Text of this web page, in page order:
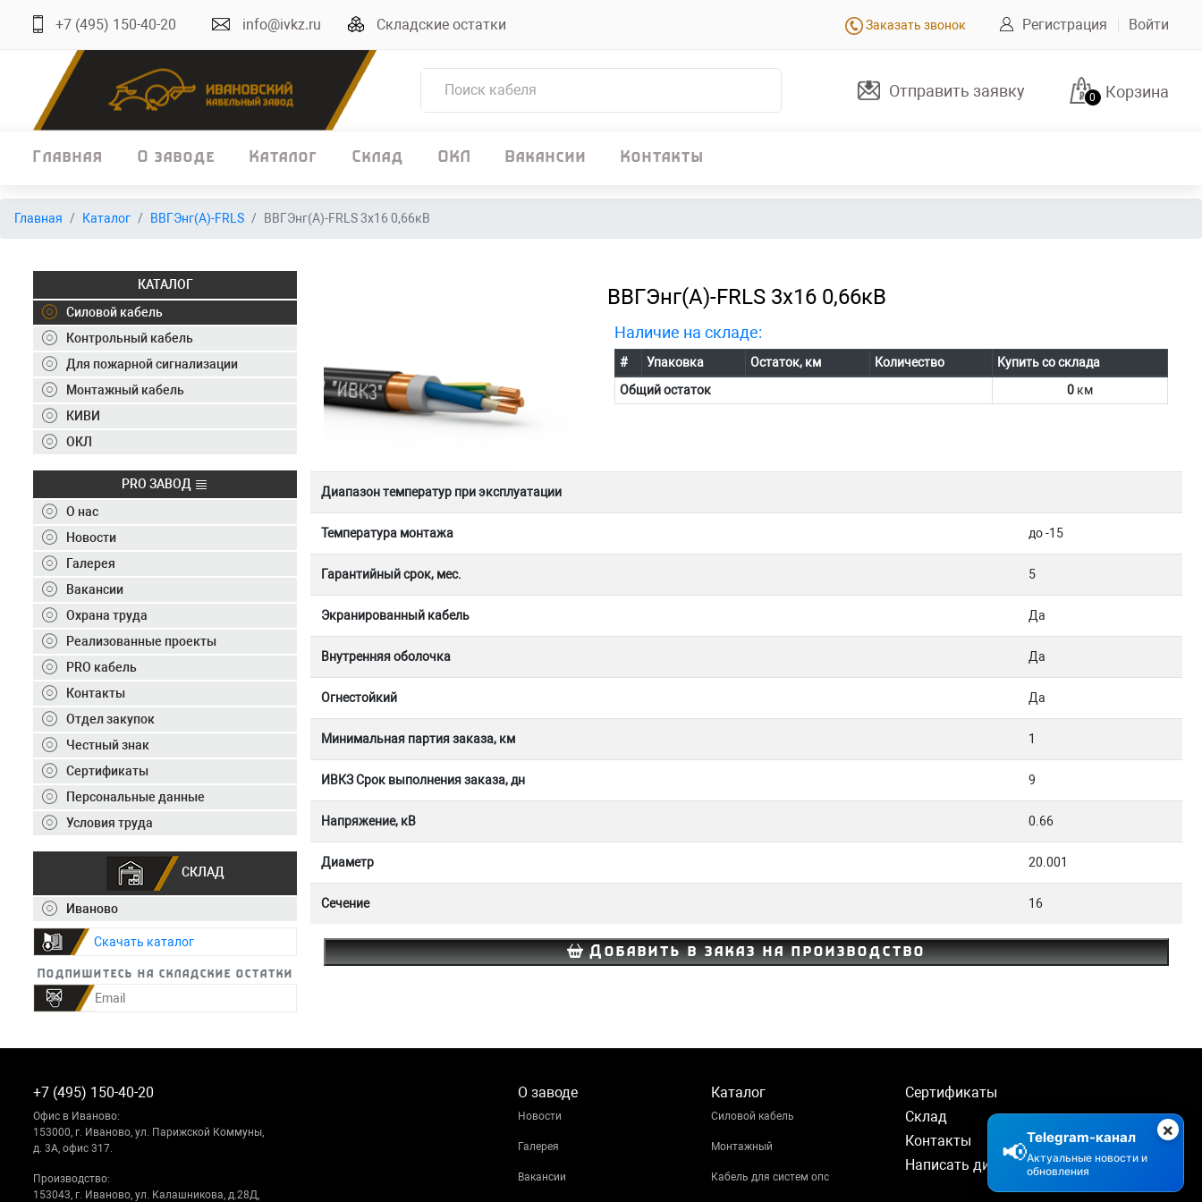
+7 (495) 150-40-20 info@ivkz.ru Складские остатки Заказать звонок Регистрация Войти
Отправить заявку 0 Корзина
Главная О заводе Каталог Склад ОКЛ Вакансии Контакты
Главная
Склад
ОКЛ
Вакансии
Контакты
+7 (495) 150-40-20
Отправить заявку
+7 (495) 150-40-20
Главная Каталог ВВГЭнг(А)-FRLS ВВГЭнг(А)-FRLS 3х16 0,66кВ
КАТАЛОГ
Силовой кабель
Контрольный кабель
Для пожарной сигнализации
Монтажный кабель
КИВИ
ОКЛ
PRO ЗАВОД
О нас
Новости
Галерея
Вакансии
Охрана труда
Реализованные проекты
PRO кабель
Контакты
Отдел закупок
Честный знак
Сертификаты
Персональные данные
Условия труда
СКЛАД
Иваново
Скачать каталог
Подпишитесь на складские остатки
ВВГЭнг(А)-FRLS 3х16 0,66кВ
Наличие на складе:
# Упаковка Остаток, км Количество
Купить со склада
Общий остаток
0км
Диапазон температур при эксплуатации
Температура монтажа до -15
Гарантийный срок, мес. 5
Экранированный кабель Да
Внутренняя оболочка Да
Огнестойкий Да
Минимальная партия заказа, км 1
ИВКЗ Срок выполнения заказа, дн 9
Напряжение, кВ 0.66
Диаметр 20.001
Сечение 16
Добавить в заказ на производство
+7 (495) 150-40-20
Офис в Иваново:
153000, г. Иваново, ул. Парижской Коммуны,
д. 3А, офис 317.
Производство:
153043, г. Иваново, ул. Калашникова, д.28Д,
О заводе
Новости
Галерея
Вакансии
Каталог
Силовой кабель
Монтажный
Кабель для систем опс
Сертификаты
Склад
Контакты
Написать директору
×
📢
Telegram-канал
Актуальные новости и
обновления